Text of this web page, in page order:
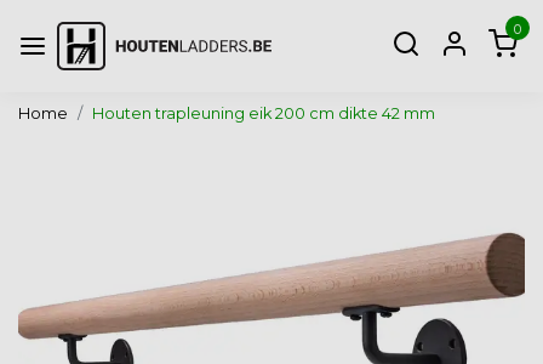
0
Home Houten trapleuning eik 200 cm dikte 42 mm